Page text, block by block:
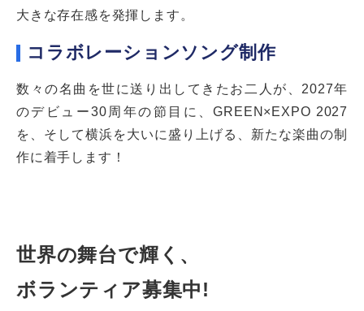
大きな存在感を発揮します。
コラボレーションソング制作
数々の名曲を世に送り出してきたお二人が、2027年
のデビュー30周年の節目に、GREEN×EXPO 2027
を、そして横浜を大いに盛り上げる、新たな楽曲の制
作に着手します！
世界の舞台で輝く、
ボランティア募集中!